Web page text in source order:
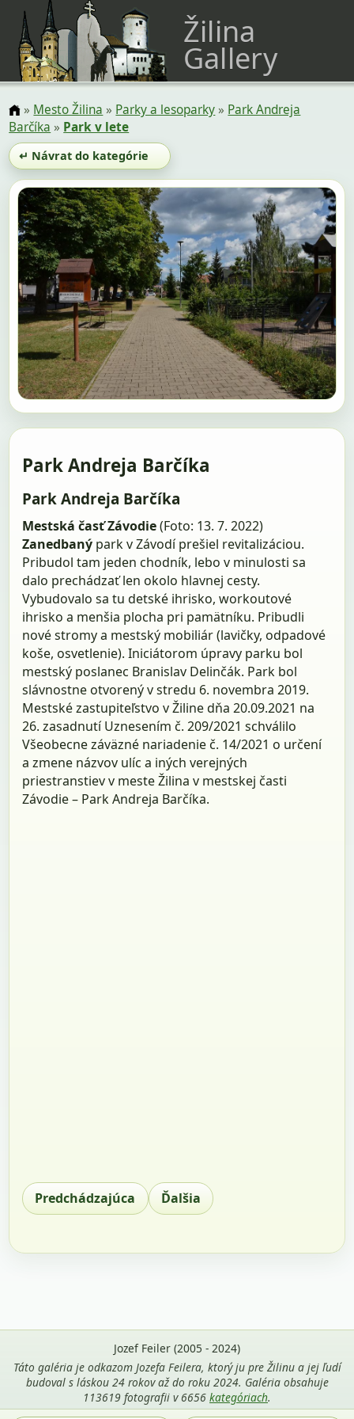
Žilina
Gallery
» Mesto Žilina » Parky a lesoparky» Park Andreja
Barčíka » Park v lete
↵ Návrat do kategórie
Park Andreja Barčíka
Park Andreja Barčíka
Mestská časť Závodie(Foto: 13. 7. 2022)
Zanedbaný park v Závodí prešiel revitalizáciou.
Pribudol tam jeden chodník, lebo v minulosti sa
dalo prechádzať len okolo hlavnej cesty.
Vybudovalo sa tu detské ihrisko, workoutové
ihrisko a menšia plocha pri pamätníku. Pribudli
nové stromy a mestský mobiliár (lavičky, odpadové
koše, osvetlenie). Iniciátorom úpravy parku bol
mest­ský poslanec Branislav Delinčák. Park bol
slávnostne otvorený v stredu 6. novembra 2019.
Mestské zastupiteľstvo v Žiline dňa 20.09.2021 na
26. zasadnutí Uznesením č. 209/2021 schválilo
Všeobecne záväzné nariadenie č. 14/2021 o určení
a zmene názvov ulíc a iných verejných
priestranstiev v meste Žilina v mestskej časti
Závodie – Park Andreja Barčíka.
Predchádzajúca Ďalšia
Jozef Feiler (2005 - 2024)
Táto galéria je odkazom Jozefa Feilera, ktorý ju pre Žilinu a jej ľudí
budoval s láskou 24 rokov až do roku 2024. Galéria obsahuje
113619 fotografii v 6656 kategóriach.